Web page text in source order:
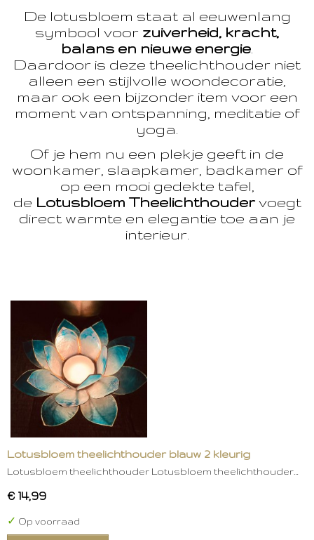
De lotusbloem staat al eeuwenlang
symbool voor zuiverheid, kracht,
balans en nieuwe energie
Daardoor is deze theelichthouder niet
alleen een stijlvolle woondecoratie,
maar ook een bijzonder item voor een
moment van ontspanning, meditatie of
yoga.
Of je hem nu een plekje geeft in de
woonkamer, slaapkamer, badkamer of
op een mooi gedekte tafel,
de Lotusbloem Theelichthoudervoegt
direct warmte en elegantie toe aan je
interieur.
Lotusbloem theelichthouder blauw 2 kleurig
Lotusbloem theelichthouder Lotusbloem theelichthouder…
€ 14,99
✓ Op voorraad